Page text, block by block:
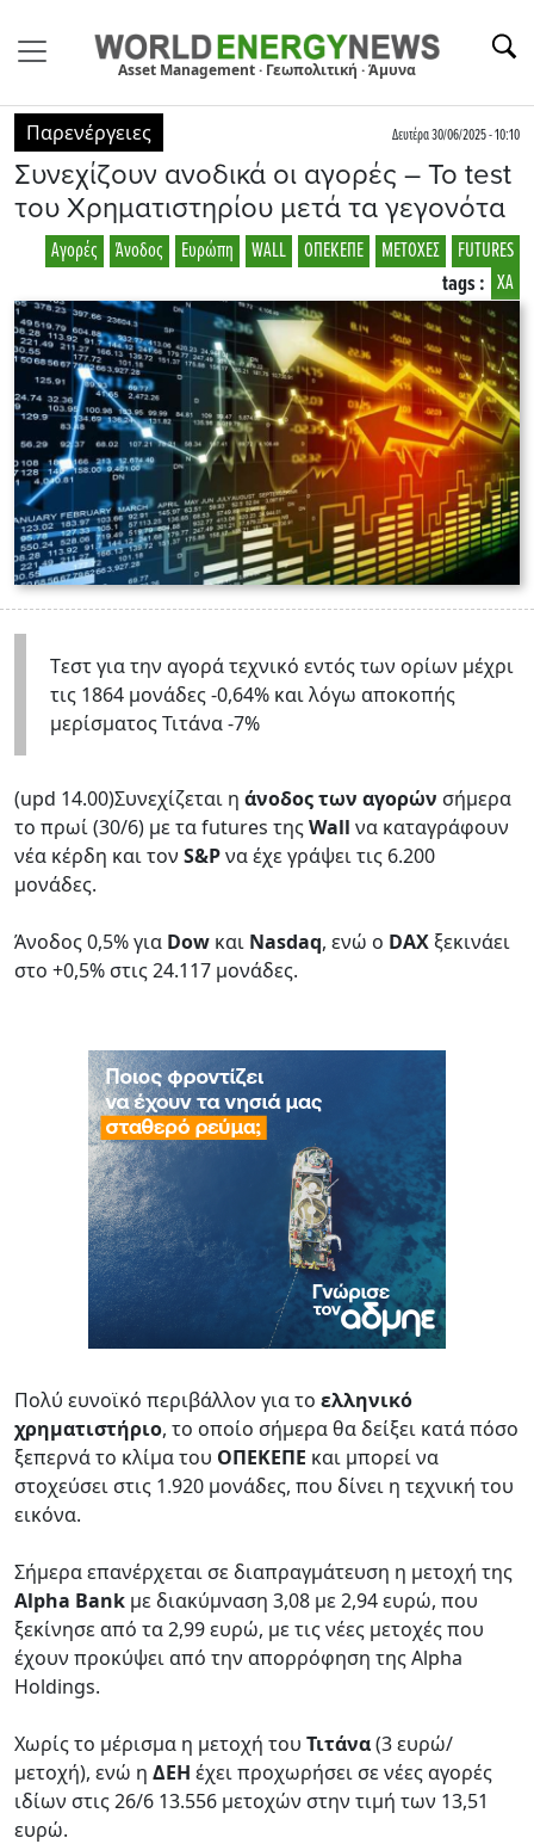
Asset Management · Γεωπολιτική · Άμυνα
Παρενέργειες Δευτέρα 30/06/2025 - 10:10
Συνεχίζουν ανοδικά οι αγορές – Το test
του Χρηματιστηρίου μετά τα γεγονότα
FUTURES
ΜΕΤΟΧΕΣ
ΟΠΕΚΕΠΕ
WALL
Ευρώπη
Άνοδος
Αγορές
ΧΑ
tags :
Tεστ για την αγορά τεχνικό εντός των ορίων μέχρι
τις 1864 μονάδες -0,64% και λόγω αποκοπής
μερίσματος Τιτάνα -7%
(upd 14.00)Συνεχίζεται η άνοδος των αγορών σήμερα
το πρωί (30/6) με τα futures τηςWall να καταγράφουν
νέα κέρδη και τον S&Pνα έχε γράψει τις 6.200
μονάδες.
Άνοδος 0,5% για Dow και Nasdaq, ενώ ο DAX ξεκινάει
στο +0,5% στις 24.117 μονάδες.
Πολύ ευνοϊκό περιβάλλον για το ελληνικό
χρηματιστήριο, το οποίο σήμερα θα δείξει κατά πόσο
ξεπερνά το κλίμα του ΟΠΕΚΕΠΕ και μπορεί να
στοχεύσει στις 1.920 μονάδες, που δίνει η τεχνική του
εικόνα.
Σήμερα επανέρχεται σε διαπραγμάτευση η μετοχή της
Alpha Bank με διακύμναση 3,08 με 2,94 ευρώ, που
ξεκίνησε από τα 2,99 ευρώ, με τις νέες μετοχές που
έχουν προκύψει από την απορρόφηση της Alpha
Holdings.
Χωρίς το μέρισμα η μετοχή του Τιτάνα(3 ευρώ/
μετοχή), ενώ η ΔΕΗ έχει προχωρήσει σε νέες αγορές
ιδίων στις 26/6 13.556 μετοχών στην τιμή των 13,51
ευρώ.